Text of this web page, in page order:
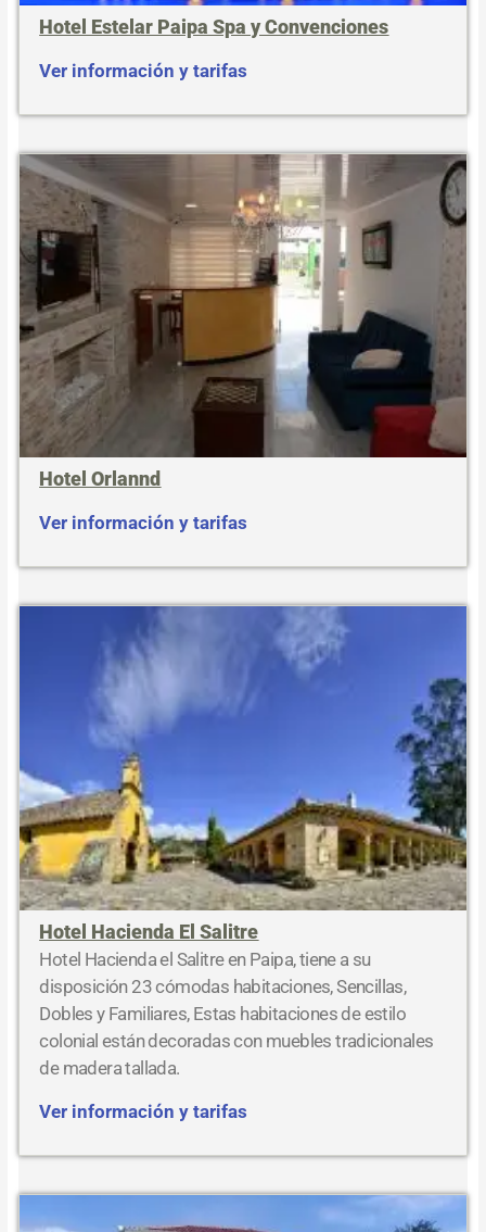
Hotel Estelar Paipa Spa y Convenciones
Ver información y tarifas
Hotel Orlannd
Ver información y tarifas
Hotel Hacienda El Salitre
Hotel Hacienda el Salitre en Paipa, tiene a su
disposición 23 cómodas habitaciones, Sencillas,
Dobles y Familiares, Estas habitaciones de estilo
colonial están decoradas con muebles tradicionales
de madera tallada.
Ver información y tarifas